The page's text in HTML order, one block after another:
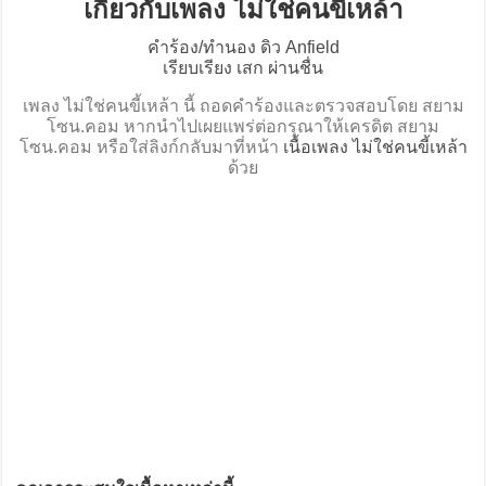
เกี่ยวกับเพลง ไม่ใช่คนขี้เหล้า
คำร้อง/ทำนอง ดิว Anfield
เรียบเรียง เสก ผ่านชื่น
เพลง ไม่ใช่คนขี้เหล้า นี้ ถอดคำร้องและตรวจสอบโดย สยาม
โซน.คอม หากนำไปเผยแพร่ต่อกรุณาให้เครดิต สยาม
โซน.คอม หรือใส่ลิงก์กลับมาที่หน้า เนื้อเพลง ไม่ใช่คนขี้เหล้า
ด้วย